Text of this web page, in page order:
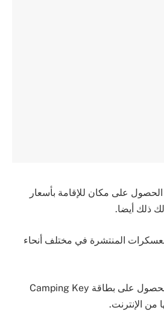
على مكان للإقامة بأسعار
ذلك أيضا.
المنتشرة في مختلف أنحاء
إذ لا يتطلب اﻷمر سوى الحصول على بطاقة Camping Key